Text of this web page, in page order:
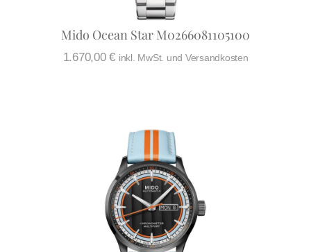
Mido Ocean Star M0266081105100
1.670,00€ inkl. MwSt. und Versandkosten